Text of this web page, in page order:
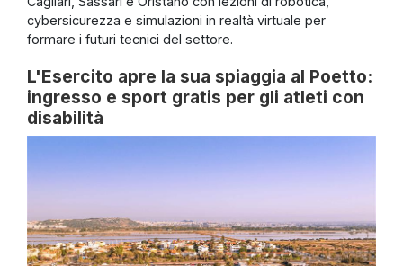
cybersicurezza e simulazioni in realtà virtuale per
formare i futuri tecnici del settore.
L'Esercito apre la sua spiaggia al Poetto:
ingresso e sport gratis per gli atleti con
disabilità